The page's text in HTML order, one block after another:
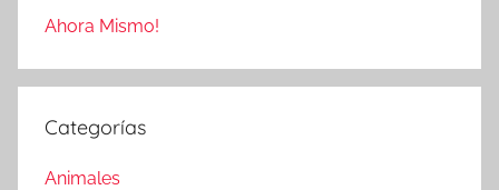
Ahora Mismo!
Categorías
Animales